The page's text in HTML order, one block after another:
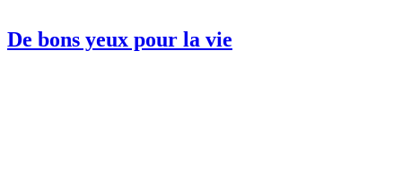
De bons yeux pour la vie